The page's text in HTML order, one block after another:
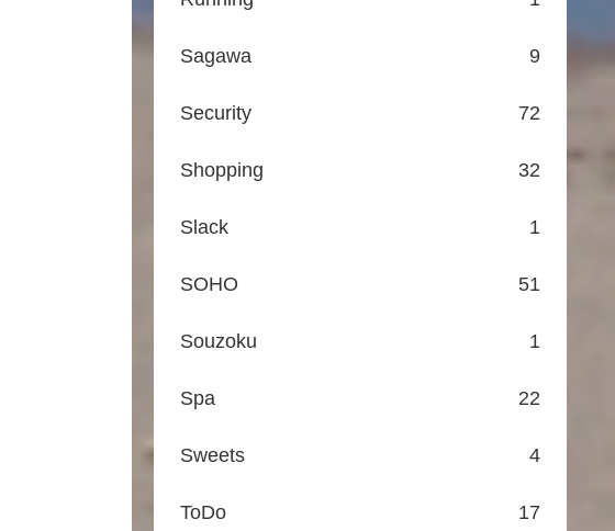
Sagawa 9
Security 72
Shopping 32
Slack 1
SOHO 51
Souzoku 1
Spa 22
Sweets 4
ToDo 17